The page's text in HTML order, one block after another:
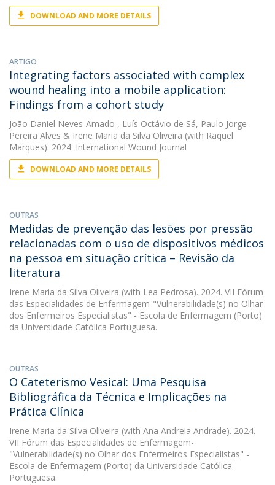
DOWNLOAD AND MORE DETAILS
ARTIGO
Integrating factors associated with complex
wound healing into a mobile application:
Findings from a cohort study
João Daniel Neves-Amado , Luís Octávio de Sá, Paulo Jorge
Pereira Alves & Irene Maria da Silva Oliveira (with Raquel
Marques). 2024. International Wound Journal
DOWNLOAD AND MORE DETAILS
OUTRAS
Medidas de prevenção das lesões por pressão
relacionadas com o uso de dispositivos médicos
na pessoa em situação crítica – Revisão da
literatura
Irene Maria da Silva Oliveira (with Lea Pedrosa). 2024. VII Fórum
das Especialidades de Enfermagem-"Vulnerabilidade(s) no Olhar
dos Enfermeiros Especialistas" - Escola de Enfermagem (Porto)
da Universidade Católica Portuguesa.
OUTRAS
O Cateterismo Vesical: Uma Pesquisa
Bibliográfica da Técnica e Implicações na
Prática Clínica
Irene Maria da Silva Oliveira (with Ana Andreia Andrade). 2024.
VII Fórum das Especialidades de Enfermagem-
"Vulnerabilidade(s) no Olhar dos Enfermeiros Especialistas" -
Escola de Enfermagem (Porto) da Universidade Católica
Portuguesa.